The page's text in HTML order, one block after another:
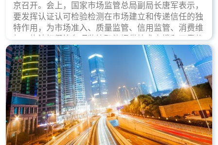
京召开。会上，国家市场监管总局副局长唐军表示，
要发挥认证认可检验检测在市场建立和传递信任的独
特作用，为市场准入、质量监管、信用监管、消费维
权、执法打假等各项监管职能提供技术支撑和可靠依
据。